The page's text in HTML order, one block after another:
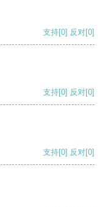
支持[0] 反对[0]
支持[0] 反对[0]
支持[0] 反对[0]